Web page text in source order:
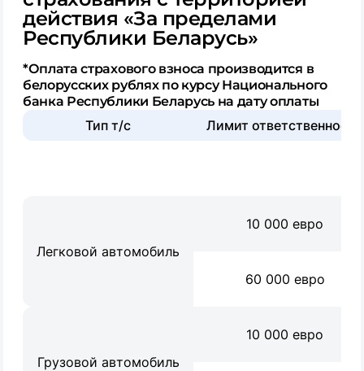
действия «За пределами
Республики Беларусь»
*Оплата страхового взноса производится в
белорусских рублях по курсу Национального
банка Республики Беларусь на дату оплаты
Тип т/с Лимит ответственности
Легковой автомобиль
10 000 евро
60 000 евро
Грузовой автомобиль
10 000 евро